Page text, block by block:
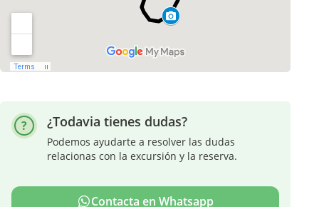
¿Todavia tienes dudas?
Podemos ayudarte a resolver las dudas
relacionas con la excursión y la reserva.
Contacta en Whatsapp